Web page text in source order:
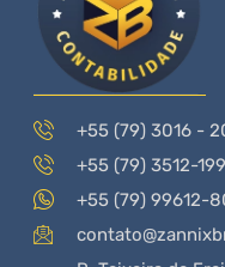
+55 (79) 3016 -
+55 (79) 3512-
+55 (79) 99612-